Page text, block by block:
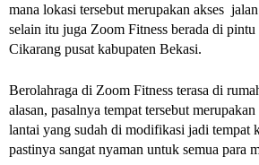
mana lokasi tersebut merupakan akses
selain itu juga Zoom Fitness berada di
Cikarang pusat kabupaten Bekasi.
Berolahraga di Zoom Fitness terasa di
alasan, pasalnya tempat tersebut
lantai yang sudah di modifikasi jadi tempat
pastinya sangat nyaman untuk semua para